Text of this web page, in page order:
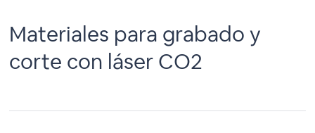
Materiales para grabado y
corte con láser CO2